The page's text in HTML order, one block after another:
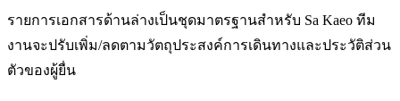
รายการเอกสารด้านล่างเป็นชุดมาตรฐานสำหรับ Sa Kaeo ทีม
งานจะปรับเพิ่ม/ลดตามวัตถุประสงค์การเดินทางและประวัติส่วน
ตัวของผู้ยื่น